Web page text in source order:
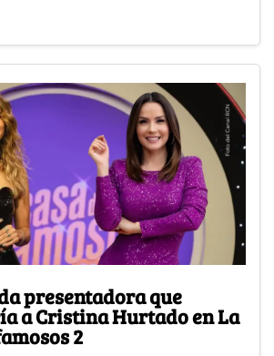
presentadora que
a Cristina Hurtado en La
2